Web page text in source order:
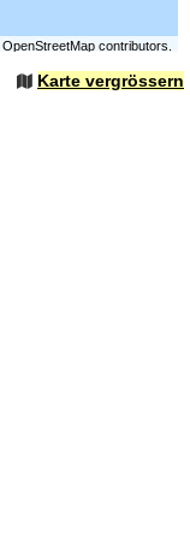
OpenStreetMapcontributors.
Karte vergrössern